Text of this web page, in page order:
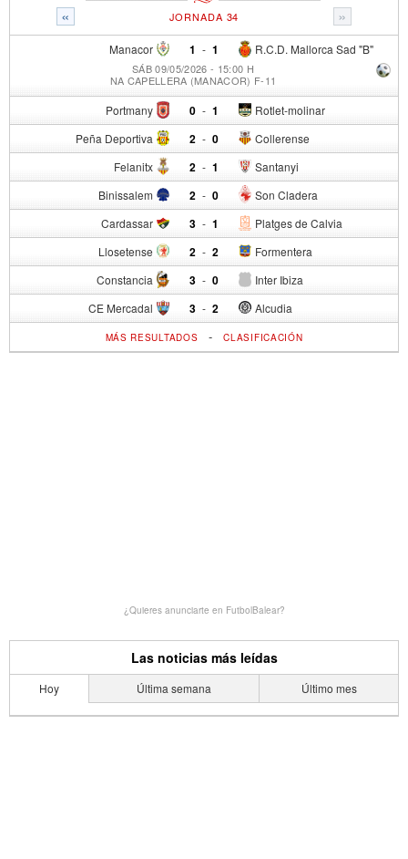
« »
JORNADA 34
Manacor 1 - R.C.D. Mallorca Sad "B"
1
SÁB 09/05/2026 - 15:00 H
NA CAPELLERA (MANACOR) F-11
Portmany 0 - Rotlet-molinar
1
Peña Deportiva 2 - Collerense
0
Felanitx 2 - Santanyi
1
Binissalem 2 - Son Cladera
0
Cardassar 3 - Platges de Calvia
1
Llosetense 2 - Formentera
2
Constancia 3 - Inter Ibiza
0
CE Mercadal 3 - Alcudia
2
MÁS RESULTADOS -CLASIFICACIÓN
¿Quieres anunciarte en FutbolBalear?
Las noticias más leídas
Hoy Última semana Último mes